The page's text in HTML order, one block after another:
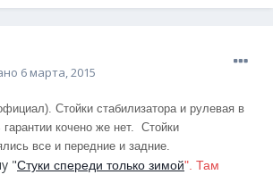
6 марта, 2015
Стойки стабилизатора и рулевая в
кочено же нет. Стойки
все и передние и задние.
"Стуки спереди только зимой". Там